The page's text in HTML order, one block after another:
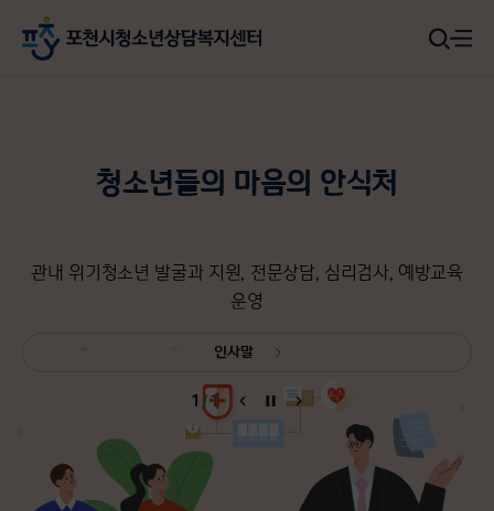
청소년들의 마음의 안식처
관내 위기청소년 발굴과 지원, 전문상담, 심리검사, 예방교육
운영
인사말
1 /1